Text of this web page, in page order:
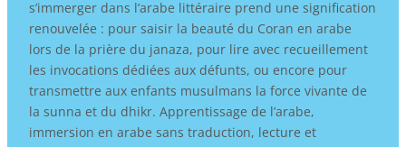
s’immerger dans l’arabe littéraire prend une signification
renouvelée : pour saisir la beauté du Coran en arabe
lors de la prière du janaza, pour lire avec recueillement
les invocations dédiées aux défunts, ou encore pour
transmettre aux enfants musulmans la force vivante de
la sunna et du dhikr. Apprentissage de l’arabe,
immersion en arabe sans traduction, lecture et